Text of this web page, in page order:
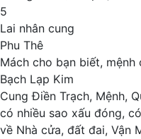
5
Lai nhân cung
Phu Thê
Mách cho bạn biết, mệnh
Bạch Lạp Kim
CungĐiền Trạch, Mệnh,
có nhiều sao xấu đóng,
về Nhà cửa, đất đai, Vận